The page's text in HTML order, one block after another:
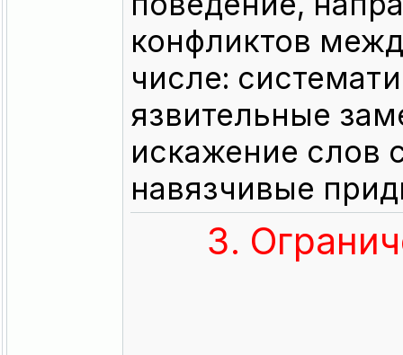
конфликтов
числе:
язвительные
искажение слов
навязчивые
3.